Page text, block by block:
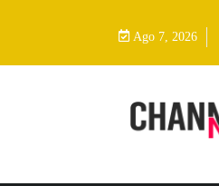
Ago 7, 2026